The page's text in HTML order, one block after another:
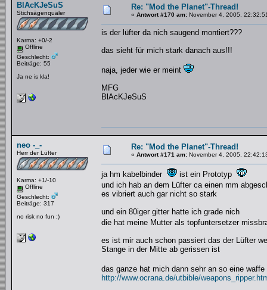
BlAcKJeSuS
Stichsägenquäler
Karma: +0/-2
Offline
Geschlecht:
Beiträge: 55
Ja ne is kla!
Re: "Mod the Planet"-Thread!
« Antwort #170 am: November 4, 2005,
is der lüfter da nich saugend montiert???
das sieht für mich stark danach aus!!!
naja, jeder wie er meint
MFG
BlAcKJeSuS
neo -_-
Herr der Lüfter
Karma: +1/-10
Offline
Geschlecht:
Beiträge: 317
no risk no fun ;)
Re: "Mod the Planet"-Thread!
« Antwort #171 am: November 4, 2005,
ja hm kabelbinder
ist ein Prototyp
und ich hab an dem Lüfter ca einen mm
es vibriert auch gar nicht so stark
und ein 80iger gitter hatte ich grade nich
die hat meine Mutter als topfuntersetzer
es ist mir auch schon passiert das der Lüfter
Stange in der Mitte ab gerissen ist
das ganze hat mich dann sehr an so eine
http://www.ocrana.de/utbible/